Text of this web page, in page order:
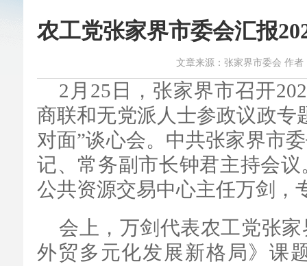
农工党张家界市委会汇报
文章来源：张家界市委会 作者
2月25日，张家界市召开
商联和无党派人士参政议政专
对面”谈心会。中共张家界市
记、常务副市长钟君主持会
公共资源交易中心主任万剑，
会上 ，万剑代表农工党张
外贸多元化发展新格局》课